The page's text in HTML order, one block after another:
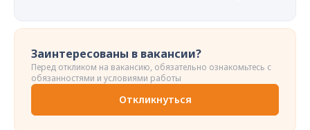
Заинтересованы в вакансии?
Перед откликом на вакансию, обязательно ознакомьтесь с
обязанностями и условиями работы
Откликнуться